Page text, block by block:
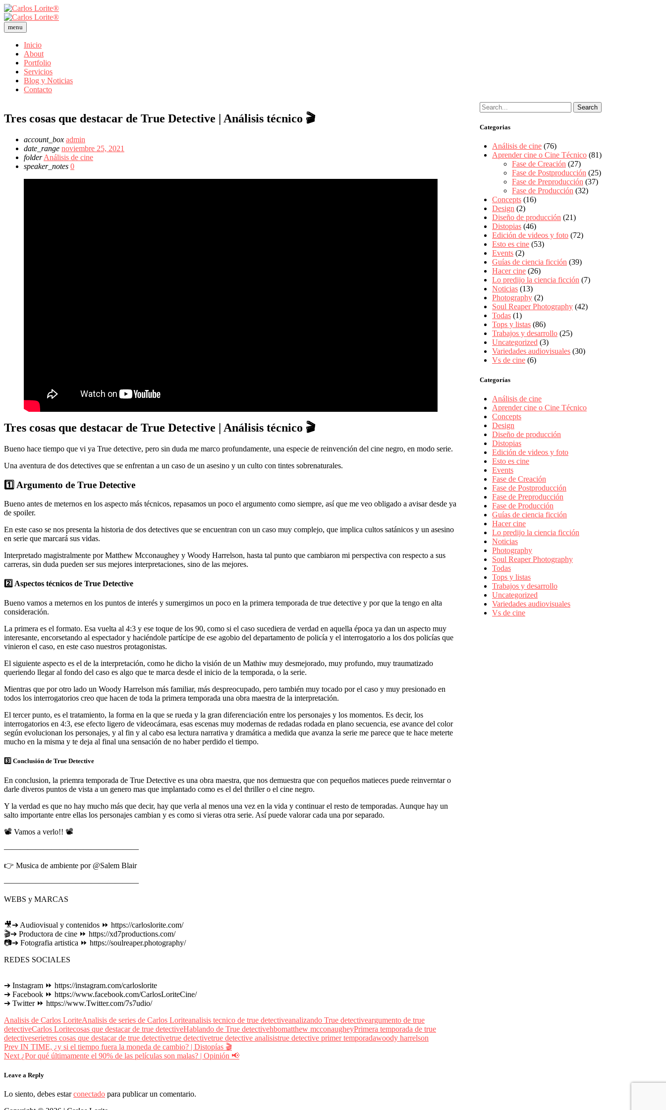
menu
Inicio
About
Portfolio
Servicios
Blog y Noticias
Contacto
Tres cosas que destacar de True Detective | Análisis técnico 🎬
account_box admin
date_range noviembre 25, 2021
folder Análisis de cine
speaker_notes 0
Tres cosas que destacar de True Detective | Análisis técnico 🎬
Bueno hace tiempo que vi ya True detective, pero sin duda me marco profundamente, una especie de reinvención del cine negro, en modo serie.
Una aventura de dos detectives que se enfrentan a un caso de un asesino y un culto con tintes sobrenaturales.
1️⃣ Argumento de True Detective
Bueno antes de meternos en los aspecto más técnicos, repasamos un poco el argumento como siempre, así que me veo obligado a avisar desde ya
de spoiler.
En este caso se nos presenta la historia de dos detectives que se encuentran con un caso muy complejo, que implica cultos satánicos y un asesino
en serie que marcará sus vidas.
Interpretado magistralmente por Matthew Mcconaughey y Woody Harrelson, hasta tal punto que cambiaron mi perspectiva con respecto a sus
carreras, sin duda pueden ser sus mejores interpretaciones, sino de las mejores.
2️⃣ Aspectos técnicos de True Detective
Bueno vamos a meternos en los puntos de interés y sumergirnos un poco en la primera temporada de true detective y por que la tengo en alta
consideración.
La primera es el formato. Esa vuelta al 4:3 y ese toque de los 90, como si el caso sucediera de verdad en aquella época ya dan un aspecto muy
interesante, encorsetando al espectador y haciéndole partícipe de ese agobio del departamento de policía y el interrogatorio a los dos policías que
vinieron el caso, en este caso nuestros protagonistas.
El siguiente aspecto es el de la interpretación, como he dicho la visión de un Mathiw muy desmejorado, muy profundo, muy traumatizado
queriendo llegar al fondo del caso es algo que te marca desde el inicio de la temporada, o la serie.
Mientras que por otro lado un Woody Harrelson más familiar, más despreocupado, pero también muy tocado por el caso y muy presionado en
todos los interrogatorios creo que hacen de toda la primera temporada una obra maestra de la interpretación.
El tercer punto, es el tratamiento, la forma en la que se rueda y la gran diferenciación entre los personajes y los momentos. Es decir, los
interrogatorios en 4:3, ese efecto ligero de videocámara, esas escenas muy modernas de redadas rodada en plano secuencia, ese avance del color
según evolucionan los personajes, y al fin y al cabo esa lectura narrativa y dramática a medida que avanza la serie me parece que te hace meterte
mucho en la misma y te deja al final una sensación de no haber perdido el tiempo.
3️⃣ Conclusión de True Detective
En conclusion, la priemra temporada de True Detective es una obra maestra, que nos demuestra que con pequeños matieces puede reinverntar o
darle diveros puntos de vista a un genero mas que implantado como es el del thriller o el cine negro.
Y la verdad es que no hay mucho más que decir, hay que verla al menos una vez en la vida y continuar el resto de temporadas. Aunque hay un
salto importante entre ellas los personajes cambian y es como si vieras otra serie. Así puede valorar cada una por separado.
📽 Vamos a verlo!! 📽
—————————————————
👉 Musica de ambiente por @Salem Blair
—————————————————
WEBS y MARCAS
🎥➔ Audiovisual y contenidos ⏩ https://carloslorite.com/
🎬➔ Productora de cine ⏩ https://xd7productions.com/
📷➔ Fotografia artistica ⏩ https://soulreaper.photography/
REDES SOCIALES
➔ Instagram ⏩ https://instagram.com/carloslorite
➔ Facebook ⏩ https://www.facebook.com/CarlosLoriteCine/
➔ Twitter ⏩ https://www.Twitter.com/7s7udio/
Analisis de Carlos LoriteAnalisis de series de Carlos Loriteanalisis tecnico de true detectiveanalizando True detectiveargumento de true
detectiveCarlos Loritecosas que destacar de true detectiveHablando de True detectivehbomatthew mcconaugheyPrimera temporada de true
detectiveserietres cosas que destacar de true detectivetrue detectivetrue detective analisistrue detective primer temporadawoody harrelson
Navegación
de
entradas
Prev prev
postPrevious
IN TIME, ¿y si el tiempo fuera la moneda de cambio? | Distopías 🎬
Next ¿Por qué últimamente el 90% de las películas son malas? | Opinión 📢next
Leave a Reply
Lo siento, debes estarconectado para publicar un comentario.
Categorias
Análisis de cine (76)
Aprender cine o Cine Técnico (81)
Fase de Creación (27)
Fase de Postproducción (25)
Fase de Preproducción (37)
Fase de Producción (32)
Concepts (16)
Design (2)
Diseño de producción (21)
Distopias (46)
Edición de videos y foto (72)
Esto es cine (53)
Events (2)
Guías de ciencia ficción (39)
Hacer cine (26)
Lo predijo la ciencia ficción (7)
Noticias (13)
Photography (2)
Soul Reaper Photography (42)
Todas (1)
Tops y listas (86)
Trabajos y desarrollo (25)
Uncategorized (3)
Variedades audiovisuales (30)
Vs de cine (6)
Categorías
Análisis de cine
Aprender cine o Cine Técnico
Concepts
Design
Diseño de producción
Distopias
Edición de videos y foto
Esto es cine
Events
Fase de Creación
Fase de Postproducción
Fase de Preproducción
Fase de Producción
Guías de ciencia ficción
Hacer cine
Lo predijo la ciencia ficción
Noticias
Photography
Soul Reaper Photography
Todas
Tops y listas
Trabajos y desarrollo
Uncategorized
Variedades audiovisuales
Vs de cine